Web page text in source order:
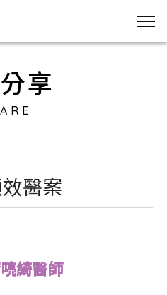
享
醫案
綺醫師